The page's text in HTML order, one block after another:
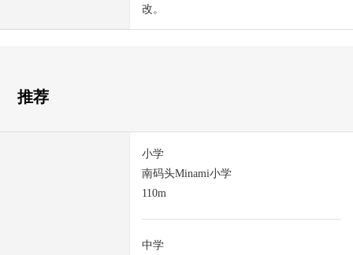
改。
推荐
小学
南码头Minami小学
110m
中学